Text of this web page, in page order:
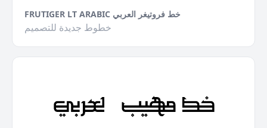
FRUTIGER LT ARABIC خط فروتيغر العربي
خطوط جديدة للتصميم